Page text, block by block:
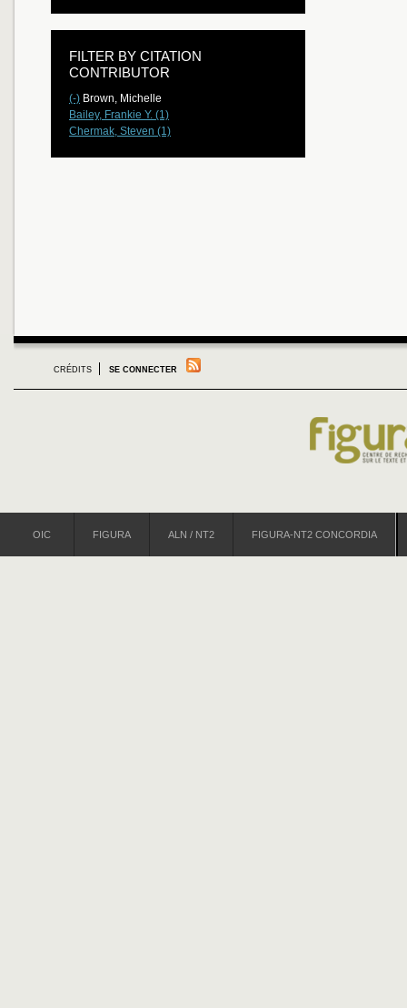
FILTER BY CITATION
CONTRIBUTOR
(-) Brown, Michelle
Bailey, Frankie Y. (1)
Chermak, Steven (1)
CRÉDITS SE CONNECTER
OIC FIGURA ALN / NT2 FIGURA-NT2 CONCORDIA